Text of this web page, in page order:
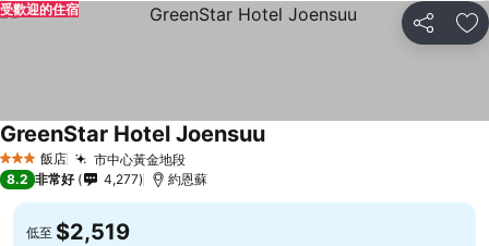
分享 加
受歡迎的住宿
3 星級 飯店 市中心黃金地段
GreenStar Hotel Joensuu
8.2 非常好 4,277 約恩蘇
低至 $2,519